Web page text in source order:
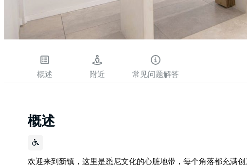
概述 附近 常见问题解答
概述
欢迎来到新镇，这里是悉尼文化的心脏地带，每个角落都充满